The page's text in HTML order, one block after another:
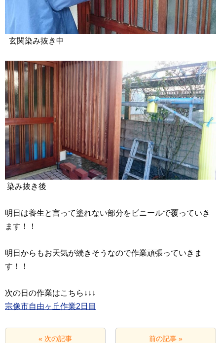
玄関染み抜き中
染み抜き後
明日は養生と言って塗れない部分をビニールで覆っていき
ます！！
明日からもお天気が続きそうなので作業頑張っていきま
す！！
宗像市自由ヶ丘作業2日目
« 次の記事 前の記事 »